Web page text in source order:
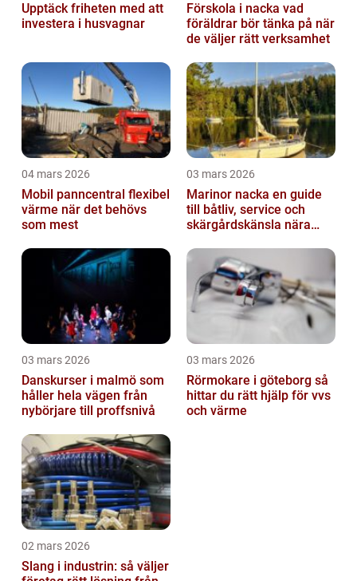
Upptäck friheten med att
investera i husvagnar
Förskola i nacka vad
föräldrar bör tänka på när
de väljer rätt verksamhet
04 mars 2026
Mobil panncentral flexibel
värme när det behövs
som mest
03 mars 2026
Marinor nacka en guide
till båtliv, service och
skärgårdskänsla nära
03 mars 2026
Danskurser i malmö som
håller hela vägen från
nybörjare till proffsnivå
03 mars 2026
Rörmokare i göteborg så
hittar du rätt hjälp för vvs
och värme
02 mars 2026
Slang i industrin: så väljer